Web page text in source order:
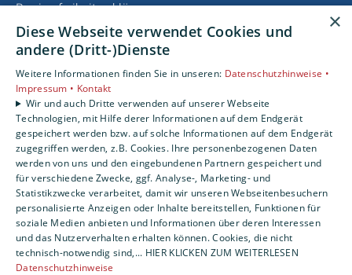
Barrierefreiheitserklärung
Unsere Bereiche
Gewerbekunden
Karriere
Unternehmen
Kontakt
×
Diese Webseite verwendet Cookies und
andere (Dritt-)Dienste
Weitere Informationen finden Sie in unseren: Datenschutzhinweise •
Impressum • Kontakt
Wir und auch Dritte verwenden auf unserer Webseite
Technologien, mit Hilfe derer Informationen auf dem Endgerät
gespeichert werden bzw. auf solche Informationen auf dem Endgerät
zugegriffen werden, z.B. Cookies. Ihre personenbezogenen Daten
werden von uns und den eingebundenen Partnern gespeichert und
für verschiedene Zwecke, ggf. Analyse-, Marketing- und
Statistikzwecke verarbeitet, damit wir unseren Webseitenbesuchern
personalisierte Anzeigen oder Inhalte bereitstellen, Funktionen für
soziale Medien anbieten und Informationen über deren Interessen
und das Nutzerverhalten erhalten können. Cookies, die nicht
technisch-notwendig sind,... HIER KLICKEN ZUM WEITERLESEN
Datenschutzhinweise